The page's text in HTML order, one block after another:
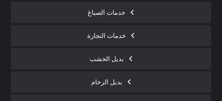
خدمات الصباغ
خدمات النجارة
بديل الخشب
بديل الرخام